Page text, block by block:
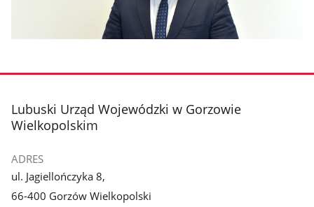
stopka
Lubuski Urząd Wojewódzki w Gorzowie
Wielkopolskim
ADRES
ul. Jagiellończyka 8,
66-400 Gorzów Wielkopolski